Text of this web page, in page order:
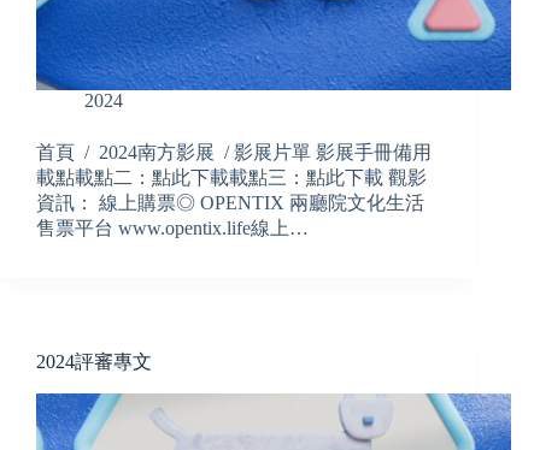
2024
首頁 / 2024南方影展 / 影展片單 影展手冊備用
載點載點二：點此下載載點三：點此下載 觀影
資訊： 線上購票◎ OPENTIX 兩廳院文化生活
售票平台 www.opentix.life線上…
2024評審專文